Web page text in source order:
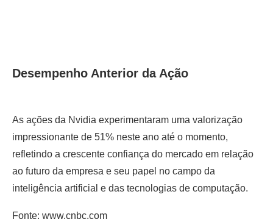
Desempenho Anterior da Ação
As ações da Nvidia experimentaram uma valorização
impressionante de 51% neste ano até o momento,
refletindo a crescente confiança do mercado em relação
ao futuro da empresa e seu papel no campo da
inteligência artificial e das tecnologias de computação.
Fonte: www.cnbc.com